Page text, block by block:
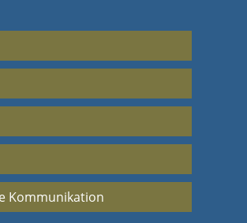
Kommunikation